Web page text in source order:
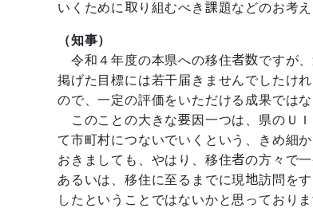
いくために取り組むべき課題などのお考
（知事）
令和４年度の本県への移住者数ですが
掲げた目標には若干届きませんでしたけ
ので、一定の評価をいただける成果ではな
このことの大きな要因一つは、県のＵ
て市町村につないでいくという、きめ細
おきましても、やはり、移住者の方々で
あるいは、移住に至るまでに現地訪問を
したということではないかと思っておりま